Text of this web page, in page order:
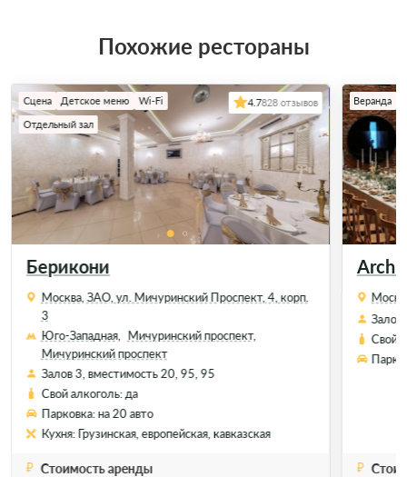
Похожие рестораны
Берикони
Сцена Детское меню
Wi-Fi
Отдельный зал
4.7828 отзывов
Москва, ЗАО, ул. Мичуринский Проспект, 4, корп.
3
Юго-Западная,
Мичуринский проспект,
Мичуринский проспект
Залов 3, вместимость 20, 95, 95
Свой алкоголь: да
Парковка: на 20 авто
Кухня: Грузинская, европейская, кавказская
Стоимость аренды
Веранда
Залов
Свой